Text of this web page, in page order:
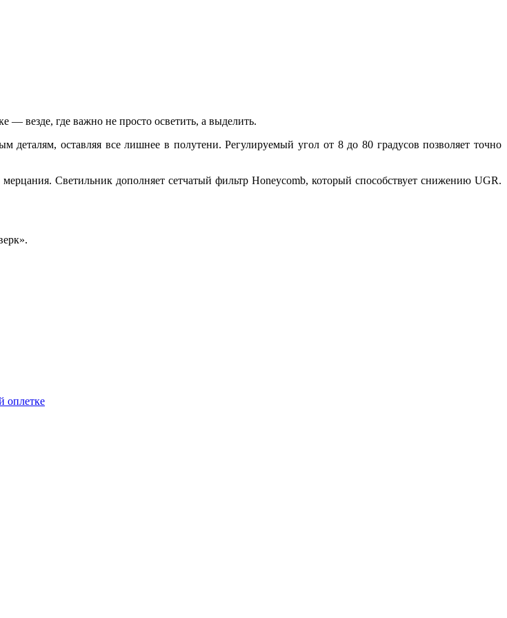
— везде, где важно не просто осветить, а выделить.
оставляя все лишнее в полутени. Регулируемый угол от 8 до 80 градусов позволяет точно
Светильник дополняет сетчатый фильтр Honeycomb, который способствует снижению UGR.